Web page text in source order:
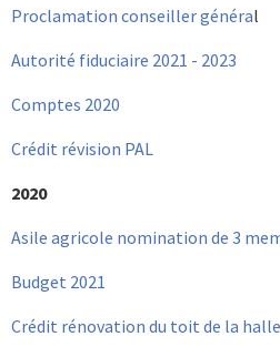
Proclamation conseiller général
Autorité fiduciaire 2021 - 2023
Comptes 2020
Crédit révision PAL
2020
Asile agricole nomination de 3
Budget 2021
Crédit rénovation du toit de la